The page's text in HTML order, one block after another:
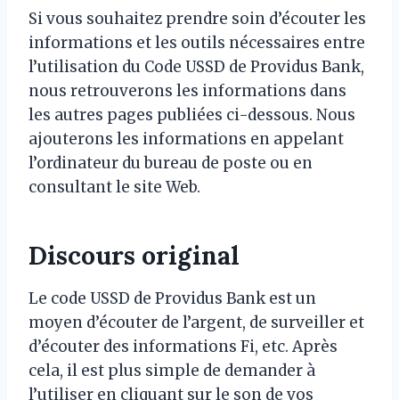
Si vous souhaitez prendre soin d’écouter les
informations et les outils nécessaires entre
l’utilisation du Code USSD de Providus Bank,
nous retrouverons les informations dans
les autres pages publiées ci-dessous. Nous
ajouterons les informations en appelant
l’ordinateur du bureau de poste ou en
consultant le site Web.
Discours original
Le code USSD de Providus Bank est un
moyen d’écouter de l’argent, de surveiller et
d’écouter des informations Fi, etc. Après
cela, il est plus simple de demander à
l’utiliser en cliquant sur le son de vos